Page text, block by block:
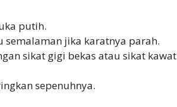
putih.
semalaman jika karatnya parah.
sikat gigi bekas atau sikat kawat
sepenuhnya.